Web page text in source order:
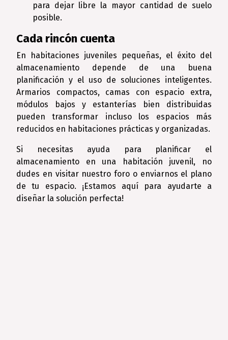
para dejar libre la mayor cantidad de suelo
posible.
Cada rincón cuenta
En habitaciones juveniles pequeñas, el éxito del
almacenamiento depende de una buena
planificación y el uso de soluciones inteligentes.
Armarios compactos, camas con espacio extra,
módulos bajos y estanterías bien distribuidas
pueden transformar incluso los espacios más
reducidos en habitaciones prácticas y organizadas.
Si necesitas ayuda para planificar el
almacenamiento en una habitación juvenil, no
dudes en visitar nuestro foro o enviarnos el plano
de tu espacio. ¡Estamos aquí para ayudarte a
diseñar la solución perfecta!